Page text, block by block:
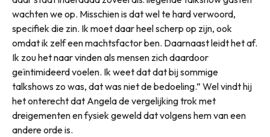
wachten we op. Misschien is dat wel te hard verwoord,
specifiek die zin. Ik moet daar heel scherp op zijn, ook
omdat ik zelf een machtsfactor ben. Daarnaast leidt het af.
Ik zou het naar vinden als mensen zich daardoor
geïntimideerd voelen. Ik weet dat dat bij sommige
talkshows zo was, dat was niet de bedoeling.” Wel vindt hij
het onterecht dat Angela de vergelijking trok met
dreigementen en fysiek geweld dat volgens hem van een
andere orde is.